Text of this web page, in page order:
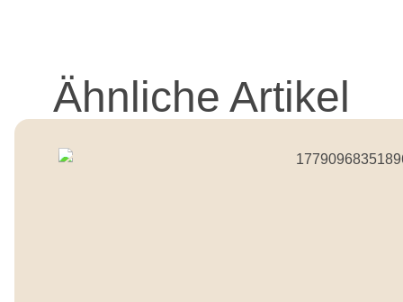
Ähnliche Artikel